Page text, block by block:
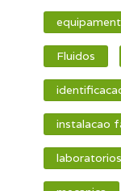
Fluidos
instalacao
laboratorios